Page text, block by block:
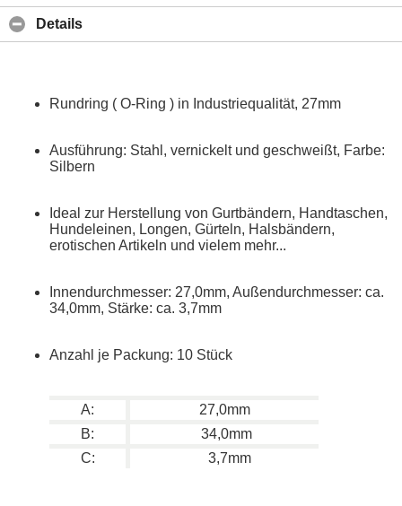
Details
Rundring ( O-Ring ) in Industriequalität, 27mm
Ausführung: Stahl, vernickelt und geschweißt, Farbe:
Silbern
Ideal zur Herstellung von Gurtbändern, Handtaschen,
Hundeleinen, Longen, Gürteln, Halsbändern,
erotischen Artikeln und vielem mehr...
Innendurchmesser: 27,0mm, Außendurchmesser: ca.
34,0mm, Stärke: ca. 3,7mm
Anzahl je Packung: 10 Stück
A:
27,0mm
B:
34,0mm
C:
3,7mm